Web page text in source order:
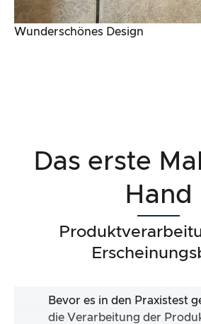
Wunderschönes Design
Das erste
Hand
Bevor es in den Praxistest
die Verarbeitung der